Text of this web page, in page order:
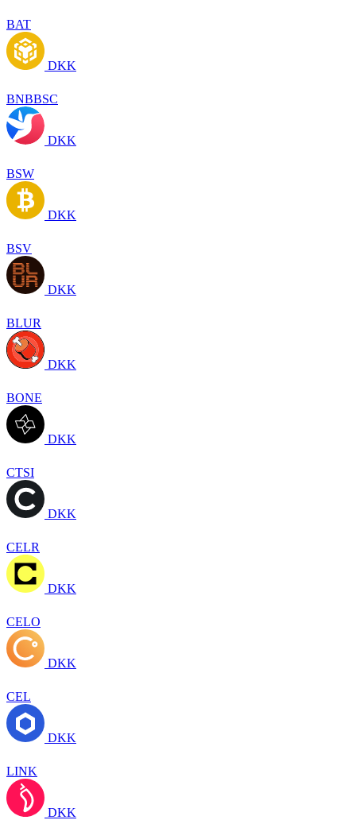
BAT
DKK
BNBBSC
DKK
BSW
DKK
BSV
DKK
BLUR
DKK
BONE
DKK
CTSI
DKK
CELR
DKK
CELO
DKK
CEL
DKK
LINK
DKK